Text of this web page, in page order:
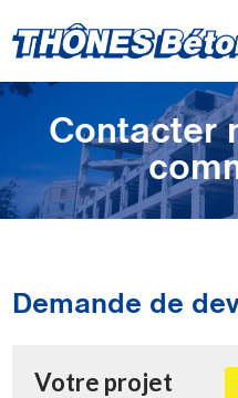
Contacter
Demande de
Votre projet